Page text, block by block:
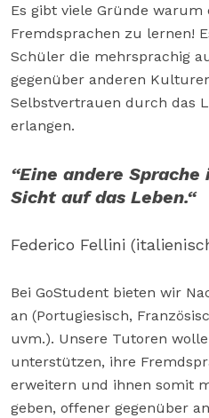
Es gibt viele Gründe warum
Fremdsprachen zu lernen!
Schüler die mehrsprachig
gegenüber anderen
Selbstvertrauen durch das
erlangen.
“Eine andere
Sicht auf das Leben.“
Federico Fellini
Bei GoStudent bieten wir
an (Portugiesisch,
uvm.). Unsere Tutoren
unterstützen, ihre
erweitern und ihnen somit
geben, offener gegenüber